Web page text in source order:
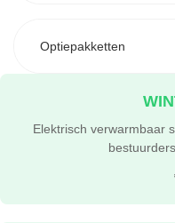
Optiepakketten
Elektrisch verwarmbaar